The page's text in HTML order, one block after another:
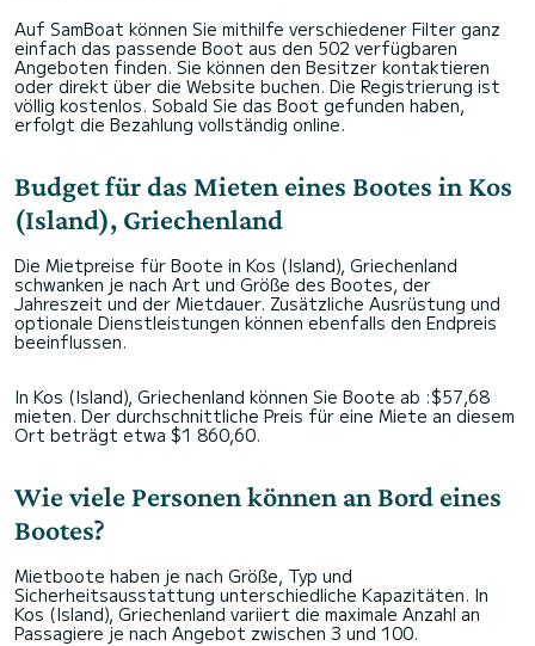
Auf SamBoat können Sie mithilfe verschiedener Filter ganz
einfach das passende Boot aus den 502 verfügbaren
Angeboten finden. Sie können den Besitzer kontaktieren
oder direkt über die Website buchen. Die Registrierung ist
völlig kostenlos. Sobald Sie das Boot gefunden haben,
erfolgt die Bezahlung vollständig online.
Budget für das Mieten eines Bootes in Kos
(Island), Griechenland
Die Mietpreise für Boote in Kos (Island), Griechenland
schwanken je nach Art und Größe des Bootes, der
Jahreszeit und der Mietdauer. Zusätzliche Ausrüstung und
optionale Dienstleistungen können ebenfalls den Endpreis
beeinflussen.
In Kos (Island), Griechenland können Sie Boote ab :$57,68
mieten. Der durchschnittliche Preis für eine Miete an diesem
Ort beträgt etwa $1 860,60.
Wie viele Personen können an Bord eines
Bootes?
Mietboote haben je nach Größe, Typ und
Sicherheitsausstattung unterschiedliche Kapazitäten. In
Kos (Island), Griechenland variiert die maximale Anzahl an
Passagiere je nach Angebot zwischen 3 und 100.